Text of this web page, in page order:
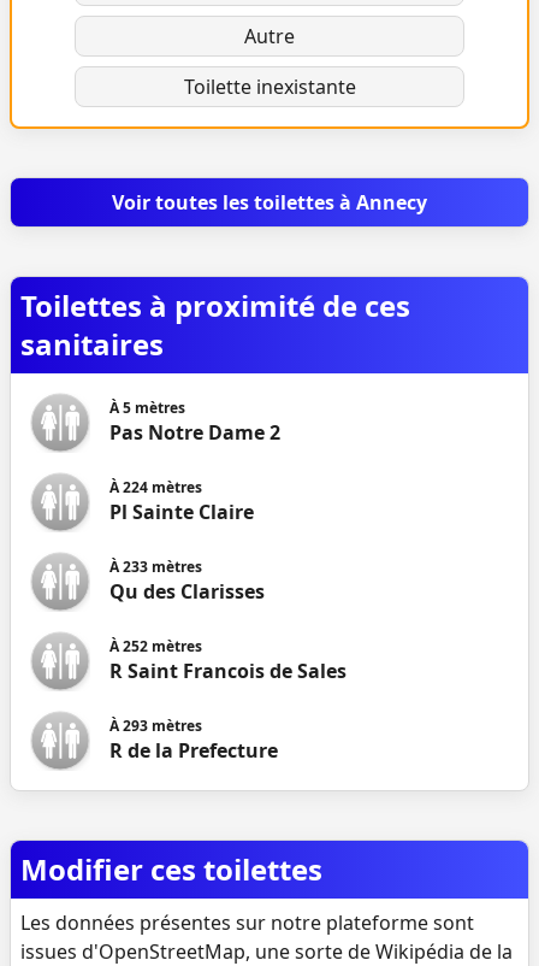
Autre
Toilette inexistante
Voir toutes les toilettes à Annecy
Toilettes à proximité de ces
sanitaires
À5 mètres
Pas Notre Dame 2
À224 mètres
Pl Sainte Claire
À233 mètres
Qu des Clarisses
À252 mètres
R Saint Francois de Sales
À293 mètres
R de la Prefecture
Modifier ces toilettes
Les données présentes sur notre plateforme sont
issues d'OpenStreetMap, une sorte de Wikipédia de la